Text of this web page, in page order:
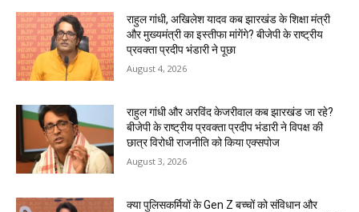
राहुल गांधी, अखिलेश यादव कब झारखंड के शिक्षा मंत्री
और मुख्यमंत्री का इस्तीफा मांगेंगे? बीजेपी के राष्ट्रीय
प्रवक्ता प्रदीप भंडारी ने पूछा
August 4, 2026
राहुल गांधी और अरविंद केजरीवाल कब झारखंड जा रहे?
बीजेपी के राष्ट्रीय प्रवक्ता प्रदीप भंडारी ने विपक्ष की
छात्र विरोधी राजनीति को किया एक्सपोज
August 3, 2026
क्या पुलिसकर्मियों के Gen Z बच्चों को संविधान और